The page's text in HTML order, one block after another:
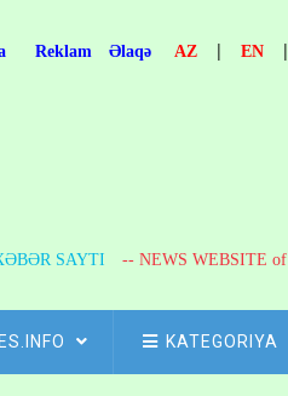
Reklam Əlaqə AZ | EN |
SAYTI -- NEWS WEBSITE
KATEGORIYA